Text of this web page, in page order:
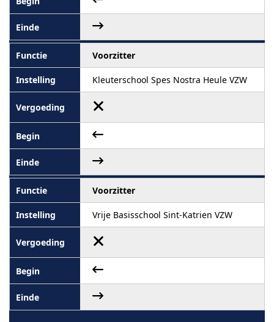
Voorzitter
Kleuterschool Spes Nostra Heule VZW
Voorzitter
Vrije Basisschool Sint-Katrien VZW